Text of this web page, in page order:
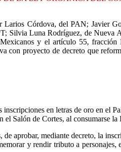
Larios Córdova, del PAN; Javier
Silvia Luna Rodríguez, de
y el artículo 55,
con proyecto de decreto que
en letras de oro en el
Salón de Cortes, al consumarse
aprobar, mediante decreto, la
y rendir tributo a